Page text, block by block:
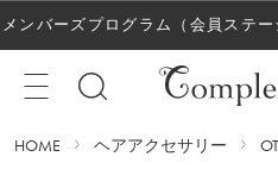
メンバーズプログラム（会員ステ
た！
HOME ヘアアクセサリー